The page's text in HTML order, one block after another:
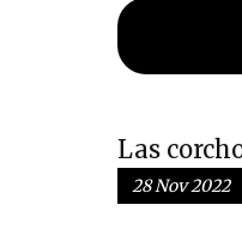
Las
28 Nov 2022